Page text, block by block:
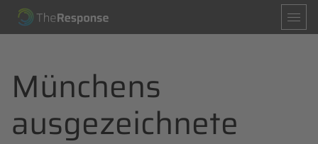
Spenden Partner werden
Münchens
ausgezeichnete